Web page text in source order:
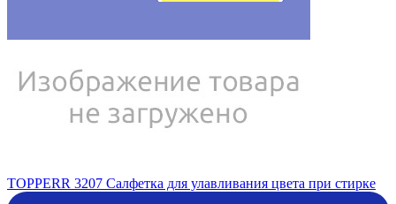
TOPPERR 3207 Салфетка для улавливания цвета при стирке